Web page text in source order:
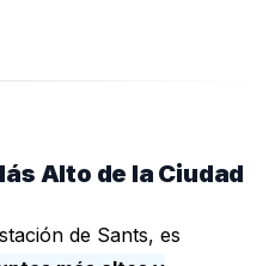
Alto de la Ciudad
de Sants, es